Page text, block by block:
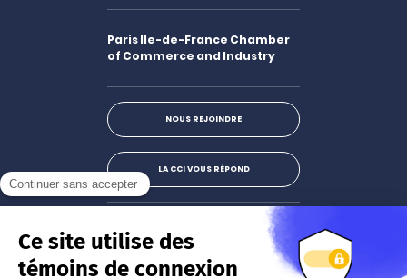
Paris Ile-de-France Chamber
of Commerce and Industry
NOUS REJOINDRE
LA CCI VOUS RÉPOND
Instagram
S'abonner à la newsletter